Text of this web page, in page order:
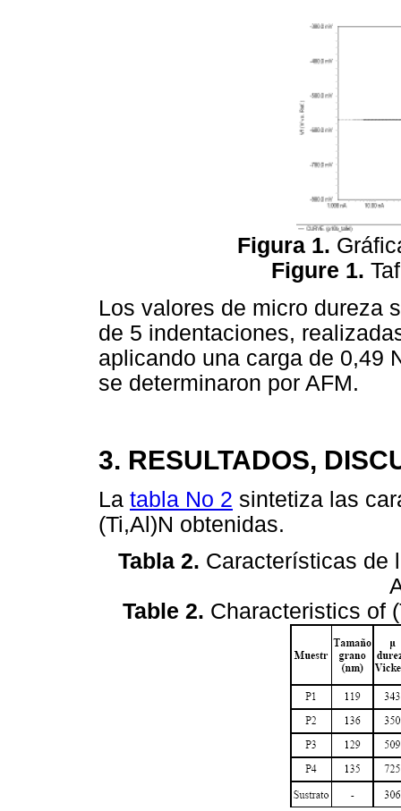
Figura 1.
Figure 1.
Los valores de micro dureza
de 5 indentaciones,
aplicando una carga de 0,49
se determinaron por AFM.
3. RESULTADOS,
La tabla No 2 sintetiza las
(Ti,Al)N obtenidas.
Tabla 2. Características de
Table 2. Characteristics of